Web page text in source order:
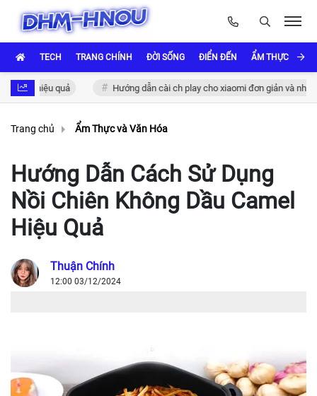
TECH TRANG CHÍNH ĐỜI SỐNG ĐIỂN ĐẾN ẨM THỰC VÀ
quả Hướng dẫn cài ch play cho xiaomi đơn giản và nhanh chóng
Trang chủ Ẩm Thực và Văn Hóa
Hướng Dẫn Cách Sử Dụng
Nồi Chiên Không Dầu Camel
Hiệu Quả
Thuận Chính
12:00 03/12/2024